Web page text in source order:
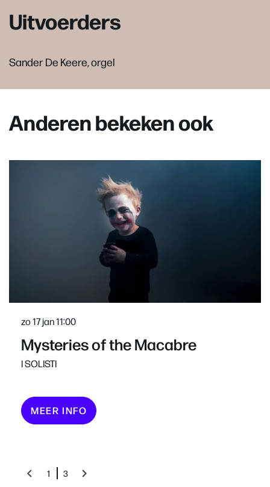
Uitvoerders
Sander De Keere, orgel
Anderen bekeken ook
Mysteries of the Macabre
I SOLISTI
zo 17 jan11:00
MEER INFO
1 3